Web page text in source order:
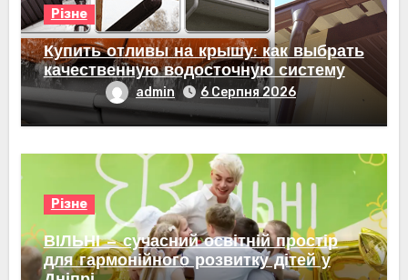
Різне
Купить отливы на крышу: как выбрать
качественную водосточную систему
admin 6 Серпня 2026
Різне
ВІЛЬНІ — сучасний освітній простір
для гармонійного розвитку дітей у